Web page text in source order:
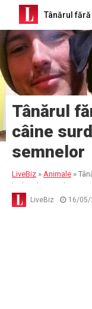
Tânărul
câine
semnelor
LiveBiz » Animale »
limbajul semnelor
LiveBiz 16/05/